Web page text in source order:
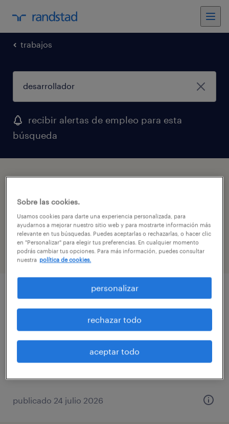
trabajos
recibir alertas de empleo para esta
búsqueda
1 trabajo encontrado para Desarrollador
filtro
desarrollador .net
méxico (licenciado benito juárez), ciudad de
méxico
tiempo completo
$40,000 - $45,000 por mes
publicado 24 julio 2026
Sobre las cookies.
Usamos cookies para darte una experiencia personalizada, para
ayudarnos a mejorar nuestro sitio web y para mostrarte información más
relevante en tus búsquedas. Puedes aceptarlas o rechazarlas, o hacer clic
en "Personalizar" para elegir tus preferencias. En cualquier momento
podrás cambiar tus opciones. Para más información, puedes consultar
nuestra política de cookies.
personalizar
rechazar todo
aceptar todo